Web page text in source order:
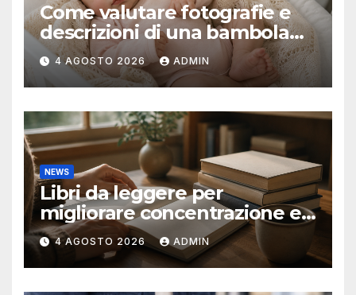
Come valutare fotografie e
descrizioni di una bambola
reborn
4 AGOSTO 2026 ADMIN
NEWS
Libri da leggere per
migliorare concentrazione e
produttività
4 AGOSTO 2026 ADMIN